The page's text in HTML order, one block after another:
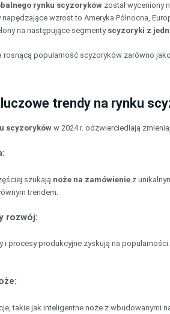
rynku scyzoryków został wyceniony
wzrost to Ameryka Północna,
na następujące segmenty scyzoryki z
rosnącą popularność scyzoryków zarówno
trendy na rynku
scyzoryków w 2024 r. odzwierciedlają
:
szukają noże na zamówienie z
trendem.
rozwój:
i procesy produkcyjne zyskują na
:
takie jak inteligentne noże z